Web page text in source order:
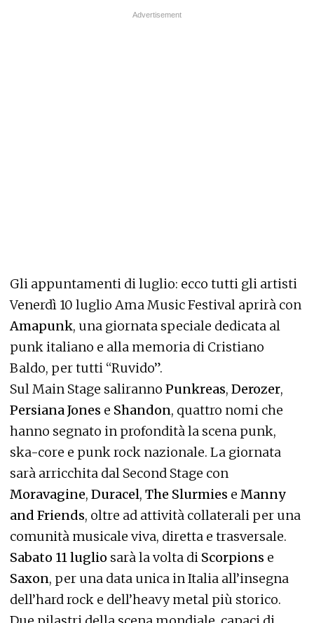
Gli appuntamenti di luglio: ecco tutti gli artisti
Venerdì 10 luglio Ama Music Festival aprirà con
Amapunk, una giornata speciale dedicata al
punk italiano e alla memoria di Cristiano
Baldo, per tutti “Ruvido”.
Sul Main Stage saliranno Punkreas, Derozer,
Persiana Jones e Shandon, quattro nomi che
hanno segnato in profondità la scena punk,
ska-core e punk rock nazionale. La giornata
sarà arricchita dal Second Stage con
Moravagine, Duracel, The Slurmies e Manny
and Friends, oltre ad attività collaterali per una
comunità musicale viva, diretta e trasversale.
Sabato 11 luglio sarà la volta di Scorpions e
Saxon, per una data unica in Italia all’insegna
dell’hard rock e dell’heavy metal più storico.